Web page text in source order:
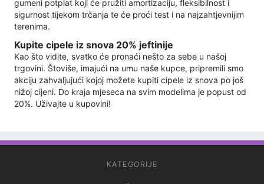
gumeni potplat koji će pružiti amortizaciju, fleksibilnost i
sigurnost tijekom trčanja te će proći test i na najzahtjevnijim
terenima.
Kupite cipele iz snova 20% jeftinije
Kao što vidite, svatko će pronaći nešto za sebe u našoj
trgovini. Štoviše, imajući na umu naše kupce, pripremili smo
akciju zahvaljujući kojoj možete kupiti cipele iz snova po još
nižoj cijeni. Do kraja mjeseca na svim modelima je popust od
20%. Uživajte u kupovini!
KATEGORIJE